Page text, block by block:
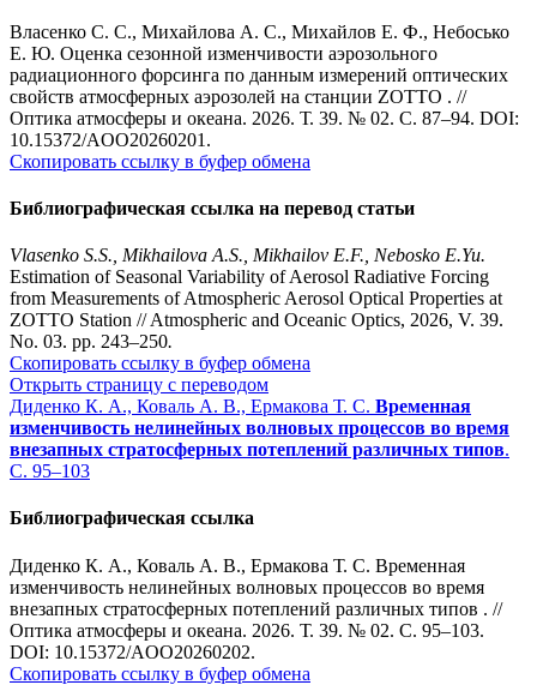
Власенко С. С., Михайлова А. С., Михайлов Е. Ф., Небосько
Е. Ю. Оценка сезонной изменчивости аэрозольного
радиационного форсинга по данным измерений оптических
свойств атмосферных аэрозолей на станции ZOTTO . //
Оптика атмосферы и океана. 2026. Т. 39. № 02. С. 87–94. DOI:
10.15372/AOO20260201.
Скопировать ссылку в буфер обмена
Библиографическая ссылка на перевод статьи
Vlasenko S.S., Mikhailova A.S., Mikhailov E.F., Nebosko E.Yu.
Estimation of Seasonal Variability of Aerosol Radiative Forcing
from Measurements of Atmospheric Aerosol Optical Properties at
ZOTTO Station // Atmospheric and Oceanic Optics, 2026, V. 39.
No. 03. pp. 243–250.
Скопировать ссылку в буфер обмена
Открыть страницу с переводом
Диденко К. А., Коваль А. В., Ермакова Т. С. Временная
изменчивость нелинейных волновых процессов во время
внезапных стратосферных потеплений различных типов.
С. 95–103
Библиографическая ссылка
Диденко К. А., Коваль А. В., Ермакова Т. С. Временная
изменчивость нелинейных волновых процессов во время
внезапных стратосферных потеплений различных типов . //
Оптика атмосферы и океана. 2026. Т. 39. № 02. С. 95–103.
DOI: 10.15372/AOO20260202.
Скопировать ссылку в буфер обмена